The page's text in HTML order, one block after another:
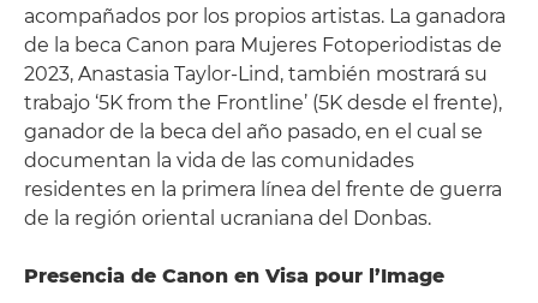
acompañados por los propios artistas. La ganadora
de la beca Canon para Mujeres Fotoperiodistas de
2023, Anastasia Taylor-Lind, también mostrará su
trabajo ‘5K from the Frontline’ (5K desde el frente),
ganador de la beca del año pasado, en el cual se
documentan la vida de las comunidades
residentes en la primera línea del frente de guerra
de la región oriental ucraniana del Donbas.
Presencia de Canon en Visa pour l’Image